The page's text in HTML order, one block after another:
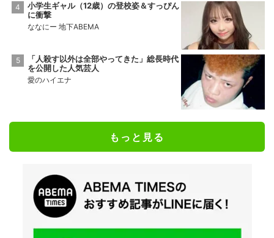
小学生ギャル（12歳）の登校姿＆すっぴん
に衝撃
ななにー 地下ABEMA
「人殺す以外は全部やってきた」総長時代
を公開した人気芸人
愛のハイエナ
もっと見る